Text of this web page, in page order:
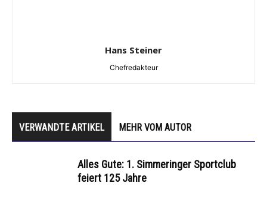
Hans Steiner
Chefredakteur
VERWANDTE ARTIKEL MEHR VOM AUTOR
Alles Gute: 1. Simmeringer Sportclub
feiert 125 Jahre